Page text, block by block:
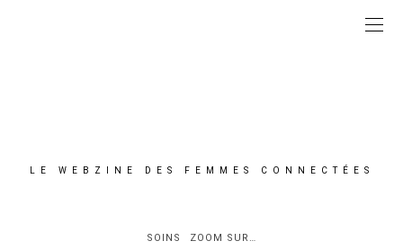
LE WEBZINE DES FEMMES CONNECTÉES
SOINS ZOOM SUR…